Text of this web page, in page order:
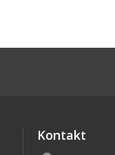
Kontakt